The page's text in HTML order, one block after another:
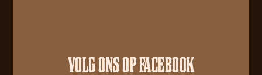
VOLG ONS OP FACEBOOK